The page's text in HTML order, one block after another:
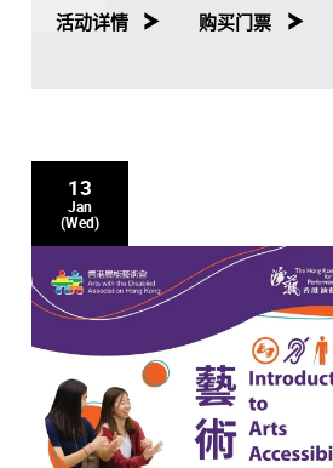
活动详情 购买门票
13
Jan
(Wed)